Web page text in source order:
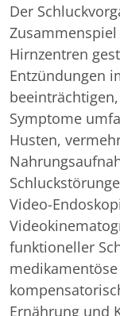
Der
Hirnzentren
Entzündungen
Symptome
Husten,
Video-
funktioneller
Ernährung und